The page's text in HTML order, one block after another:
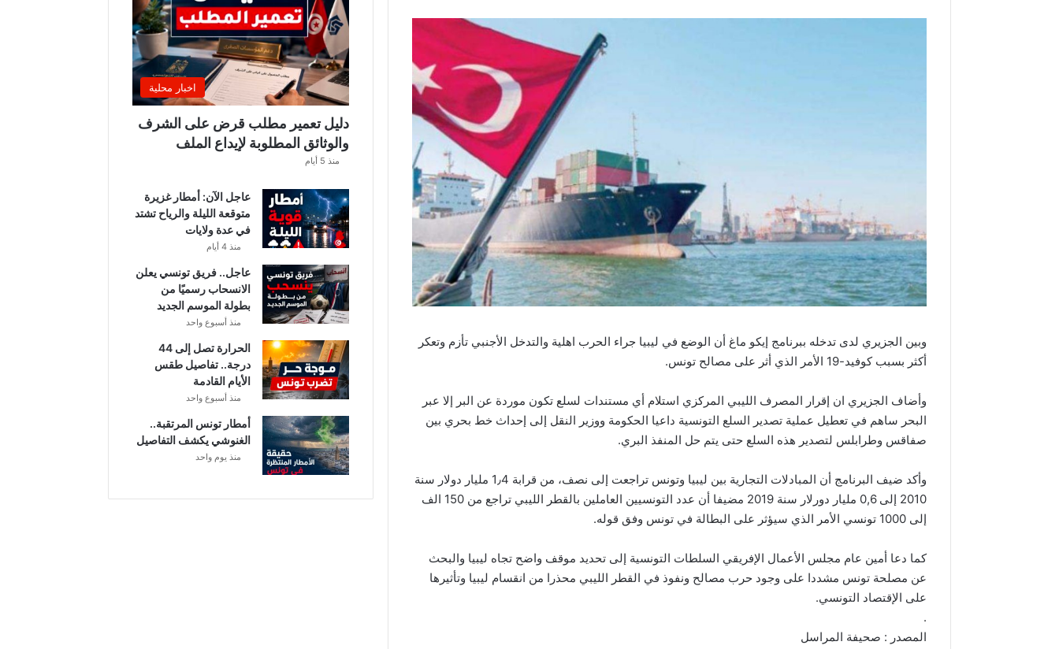
وبين الجزيري لدى تدخله ببرنامج إيكو ماغ أن الوضع في ليبيا جراء الحرب اهلية والتدخل الأجنبي تأزم وتعكر
أكثر بسبب كوفيد-19 الأمر الذي أثر على مصالح تونس.
وأضاف الجزيري ان إقرار المصرف الليبي المركزي استلام أي مستندات لسلع تكون موردة عن البر إلا عبر
البحر ساهم في تعطيل عملية تصدير السلع التونسية داعيا الحكومة ووزير النقل إلى إحداث خط بحري بين
صفاقس وطرابلس لتصدير هذه السلع حتى يتم حل المنفذ البري.
وأكد ضيف البرنامج أن المبادلات التجارية بين ليبيا وتونس تراجعت إلى نصف، من قرابة 1٫4 مليار دولار سنة
2010 إلى 0,6 مليار دورلار سنة 2019 مضيفا أن عدد التونسيين العاملين بالقطر الليبي تراجع من 150 الف
إلى 1000 تونسي الأمر الذي سيؤثر على البطالة في تونس وفق قوله.
كما دعا أمين عام مجلس الأعمال الإفريقي السلطات التونسية إلى تحديد موقف واضح تجاه ليبيا والبحث
عن مصلحة تونس مشددا على وجود حرب مصالح ونفوذ في القطر الليبي محذرا من انقسام ليبيا وتأثيرها
على الإقتصاد التونسي.
.
المصدر : صحيفة المراسل
ص
د
ر
ب
ل
ا
ا
ه
ا
اخبار محلية
دليل تعمير مطلب قرض على الشرف
والوثائق المطلوبة لإيداع الملف
منذ 5 أيام
عاجل الآن: أمطار غزيرة
متوقعة الليلة والرياح تشتد
في عدة ولايات
منذ 4 أيام
عاجل.. فريق تونسي يعلن
الانسحاب رسميًا من
بطولة الموسم الجديد
منذ أسبوع واحد
الحرارة تصل إلى 44
درجة.. تفاصيل طقس
الأيام القادمة
منذ أسبوع واحد
أمطار تونس المرتقبة..
الغنوشي يكشف التفاصيل
منذ يوم واحد